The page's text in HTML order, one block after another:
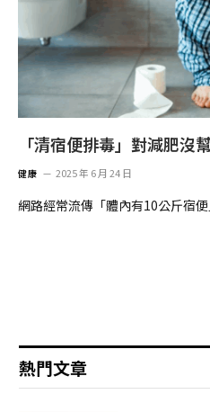
「清宿便排毒」對減肥沒
健康 2025 年 6 月 24 日
網路經常流傳「體內有10公斤宿
熱門文章